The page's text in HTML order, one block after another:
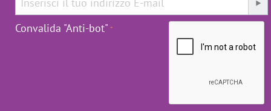
Convalida "Anti-bot"